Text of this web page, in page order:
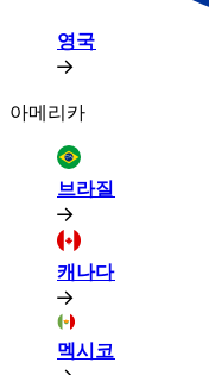
영국​​
아메리카​​
브라질​​
캐나다​​
멕시코​​